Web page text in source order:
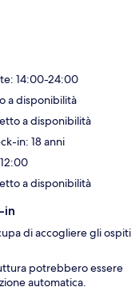
14:00-24:00
a disponibilità
a disponibilità
in: 18 anni
a disponibilità
in
di accogliere gli ospiti
potrebbero essere
automatica.